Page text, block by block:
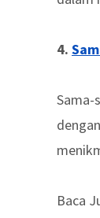
4.
Baca